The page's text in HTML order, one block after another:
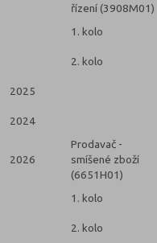
řízení (3908M01)
1. kolo
2. kolo
2025
2024
2026
Prodavač -
smíšené zboží
(6651H01)
1. kolo
2. kolo